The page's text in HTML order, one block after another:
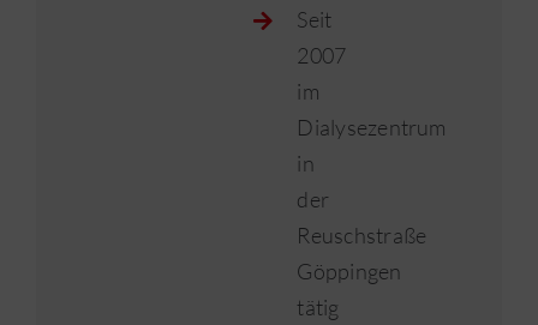
Seit
2007
im
Dialysezentrum
in
der
Reuschstraße
Göppingen
tätig